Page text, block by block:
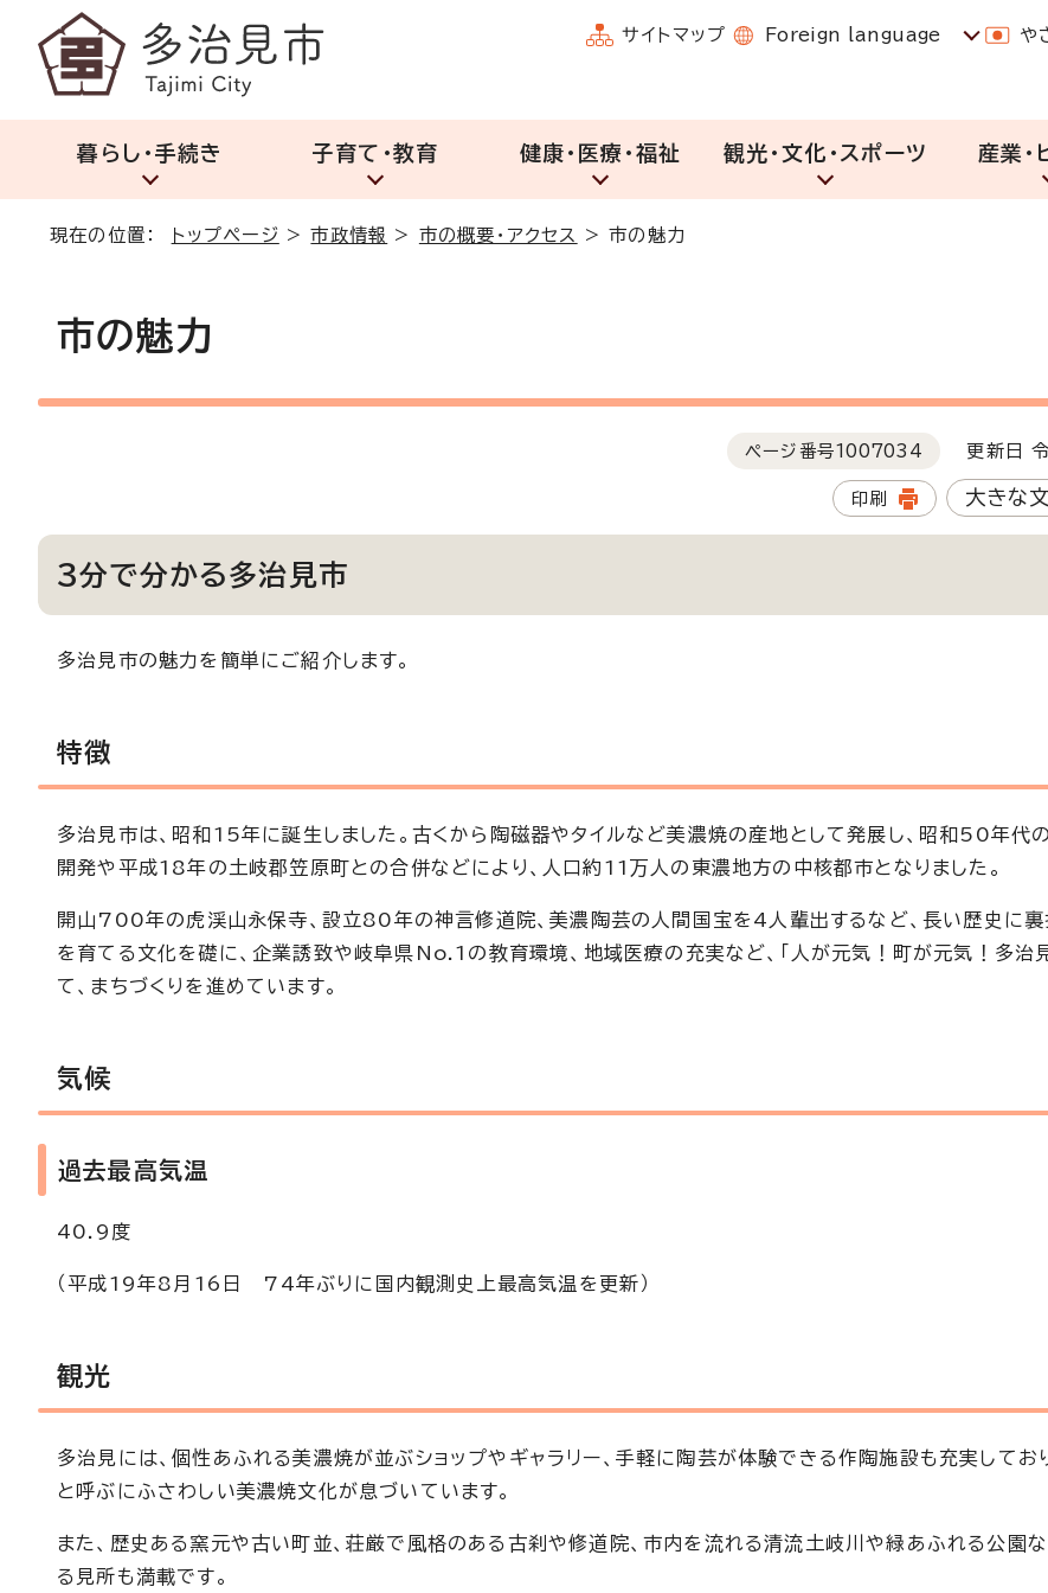
サイトマップ Foreign language や
暮らし・手続き 子育て・教育 健康・医療・福祉 観光・文化・スポーツ 産業・
現在の位置： トップページ >市政情報 > 市の概要・アクセス >市の魅力
市の魅力
ページ番号1007034 更新日
印刷 大きな
3分で分かる多治見市
多治見市の魅力を簡単にご紹介します。
特徴
多治見市は、昭和15年に誕生しました。古くから陶磁器やタイルなど美濃焼の産地として発展し、昭和50年代
開発や平成18年の土岐郡笠原町との合併などにより、人口約11万人の東濃地方の中核都市となりました。
開山700年の虎渓山永保寺、設立80年の神言修道院、美濃陶芸の人間国宝を4人輩出するなど、長い歴史に裏
を育てる文化を礎に、企業誘致や岐阜県No.1の教育環境、地域医療の充実など、「人が元気！町が元気！多治
て、まちづくりを進めています。
気候
過去最高気温
40.9度
（平成19年8月16日 74年ぶりに国内観測史上最高気温を更新）
観光
多治見には、個性あふれる美濃焼が並ぶショップやギャラリー、手軽に陶芸が体験できる作陶施設も充実してお
と呼ぶにふさわしい美濃焼文化が息づいています。
また、歴史ある窯元や古い町並、荘厳で風格のある古刹や修道院、市内を流れる清流土岐川や緑あふれる公園な
る見所も満載です。